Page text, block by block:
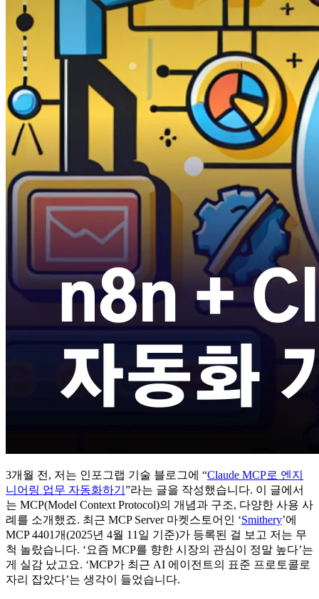
3개월 전, 저는 인포그랩 기술 블로그에 “Claude MCP로 엔지
니어링 업무 자동화하기 ”라는 글을 작성했습니다. 이 글에서
는 MCP(Model Context Protocol)의 개념과 구조, 다양한 사용 사
례를 소개했죠. 최근 MCP Server 마켓스토어인 ‘Smithery’에
MCP 4401개(2025년 4월 11일 기준)가 등록된 걸 보고 저는 무
척 놀랐습니다. ‘요즘 MCP를 향한 시장의 관심이 정말 높다’는
게 실감 났고요. ‘MCP가 최근 AI 에이전트의 표준 프로토콜로
자리 잡았다’는 생각이 들었습니다.